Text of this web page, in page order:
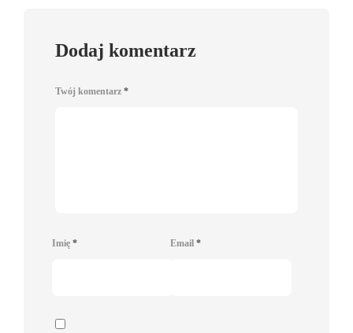
Dodaj komentarz
Twój komentarz *
Imię * Email *